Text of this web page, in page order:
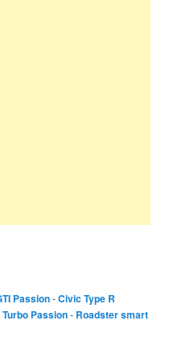
Passion-Civic Type R
Passion- Roadster smart